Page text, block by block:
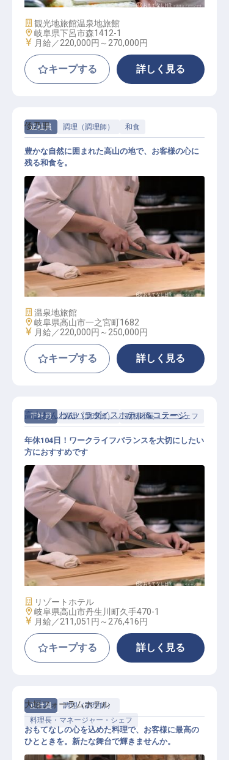
施設業態
観光地旅館温泉地旅館
勤務地
岐阜県下呂市森1412-1
給与
月給／220,000円～ 270,000円
キープする 詳しく見る
正社員 調理（調理師） 和食
調理
倭乃里
豊かな自然に囲まれた高山の地で、お客様の心に
残る和食を。
施設業態
温泉地旅館
勤務地
岐阜県高山市一之宮町1682
給与
月給／220,000円～ 250,000円
キープする 詳しく見る
正社員 調理（調理師） 副料理長・スーシェフ
和食副料理長候補
高山わんわんパラダイスホテル＆コテージ
年休104日！ワークライフバランスを大切にしたい
方におすすめです
施設業態
リゾートホテル
勤務地
岐阜県高山市丹生川町久手470-1
給与
月給／211,051円～ 276,416円
キープする 詳しく見る
正社員
調理（調理師）
料理長・マネージャー・シェフ
大垣フォーラムホテル
おもてなしの心を込めた料理で、お客様に最高の
ひとときを。新たな舞台で輝きませんか。